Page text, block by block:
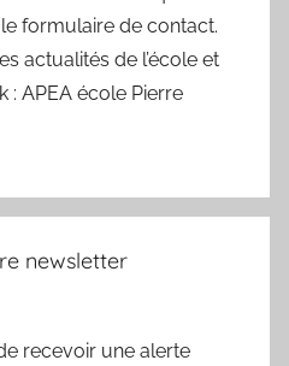
formulaire de contact.
actualités de l’école et
: APEA école Pierre
newsletter
recevoir une alerte